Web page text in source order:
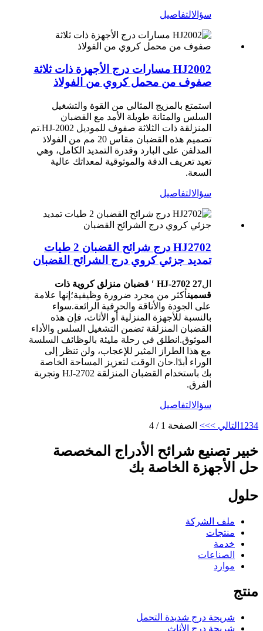
سؤالالتفاصيل
HJ2002 مسارات درج الأجهزة ذات ثلاثة
صفوف من محمل كروي من الفولاذ
استمتع بالمزيج المثالي من القوة والتشغيل
السلس والمتانة طويلة الأمد مع القضبان
المنزلقة ذات الثلاثة صفوف للموديل HJ-2002.تم
تصميم هذه القضبان مقاس 20 مم من الفولاذ
المدلفن على البارد وقدرة التمديد الكامل، وهي
تعيد تعريف الدقة والموثوقية لمعداتك عالية
السعة.
سؤالالتفاصيل
HJ2702 درج شرائح القضبان 2 طيات
تمديد جزئي كروي درج الشرائح القضبان
ال
HJ-2702 27 ′ قضبان منزلق كروية ذات
قسمينأكثر من مجرد ضرورة وظيفية؛إنها علامة
على الجودة والأناقة والحرفية الرائعة.سواء
بالنسبة للأجهزة المنزلية أو الأثاث، فإن هذه
القضبان المنزلقة تضمن التشغيل السلس والأداء
الموثوق.انطلق في رحلة مليئة بالوظائف السلسة
مع هذا الطراز المثير للإعجاب، ولن تنظر إلى
الوراء أبدًا.حان الوقت لتعزيز المساحة الخاصة
بك باستخدام القضبان المنزلقة HJ-2702 وتجربة
الفرق.
سؤالالتفاصيل
1 234 التالي >>> الصفحة 1 / 4
خبير تصنيع شرائح الأدراج المخصصة
حل الأجهزة الخاصة بك
حلول
ملف الشركة
منتجات
خدمة
الصناعات
موارد
منتج
شريحة درج شديدة التحمل
شريحة درج الأثاث